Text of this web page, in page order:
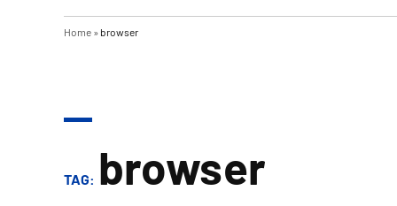
Home » browser
TAG: browser